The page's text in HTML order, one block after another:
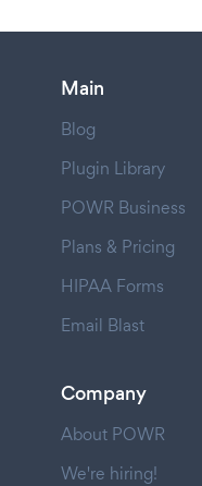
Main
Blog
Plugin Library
POWR Business
Plans & Pricing
HIPAA Forms
Email Blast
Company
About POWR
We're hiring!